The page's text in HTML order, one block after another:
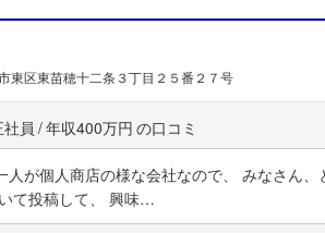
東区東苗穂十二条３丁目２５番２７号
社員 年収400万円
人が個人商店の様な会社なので、 みなさん、
て投稿して、 興味…